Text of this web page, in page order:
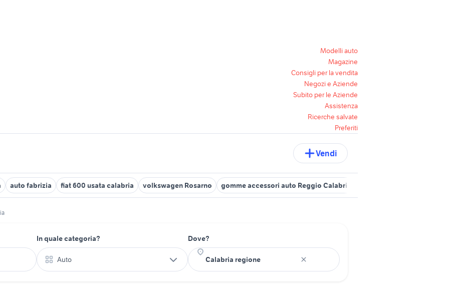
Modelli auto
Magazine
Consigli per la vendita
Negozi e Aziende
Subito per le Aziende
Assistenza
Ricerche salvate
Preferiti
Vendi
auto fabrizia fiat 600 usata calabria volkswagen Rosarno gomme accessori auto Reggio Calabria provincia
In quale categoria?
Auto
Dove?